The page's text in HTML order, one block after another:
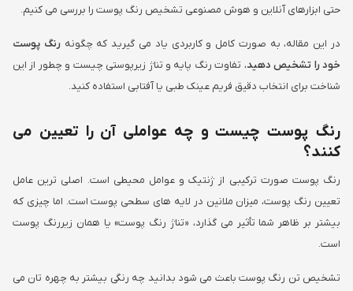
حتی ابزارهای آنلاین و هوش مصنوعی تشخیص رنگ پوست را بررسی می کنیم.
در این مقاله، به صورت کامل و کاربردی یاد می گیرید که چگونه رنگ پوست
خود را تشخیص دهید، تفاوت رنگ پایه و تناژ زیرپوستی چیست و چطور از این
شناخت برای انتخاب دقیق فریم عینک طبی یا آفتابی استفاده کنید.
رنگ پوست چیست و چه عواملی آن را تعیین می
کنند؟
رنگ پوست صورت ترکیبی از ژنتیک و عوامل محیطی است. اصلی ترین عامل
تعیین رنگ پوست، میزان ملانین در لایه های سطحی پوست است. اما چیزی که
بیشتر بر ظاهر شما تأثیر می گذارد، «تناژ رنگ پوست» یا همان زیررنگ پوست
است.
تشخیص تن رنگ پوست باعث می شود بدانید چه رنگی بیشتر به چهره تان می